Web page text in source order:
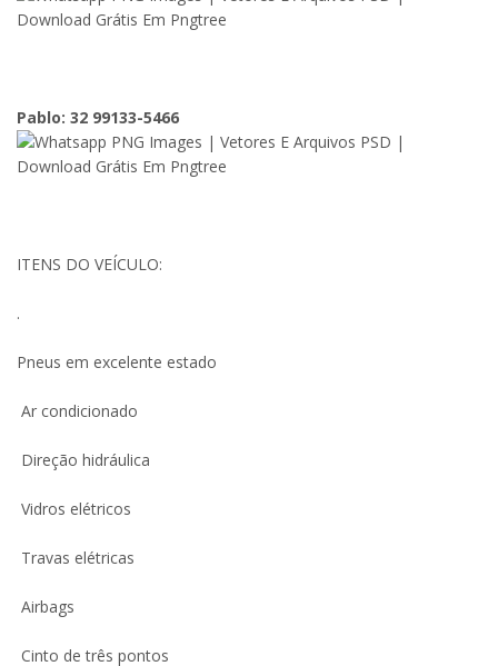
Pablo: 32 99133-5466
ITENS DO VEÍCULO:
.
Pneus em excelente estado
Ar condicionado
Direção hidráulica
Vidros elétricos
Travas elétricas
Airbags
Cinto de três pontos